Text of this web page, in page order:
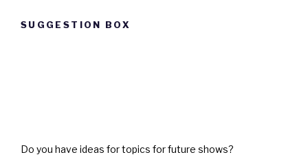
SUGGESTION BOX
Do you have ideas for topics for future shows?